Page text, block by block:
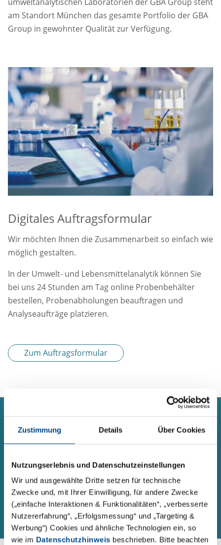
Zustimmung Details Über Cookies
Nutzungserlebnis und Datenschutzeinstellungen
Wir und ausgewählte Dritte setzen für technische
Zwecke und, mit Ihrer Einwilligung, für andere Zwecke
(„einfache Interaktionen & Funktionalitäten“, „verbesserte
Nutzererfahrung“, „Erfolgsmessung“ und „Targeting &
Werbung“) Cookies und ähnliche Technologien ein, so
wie im Datenschutzhinweis beschrieben. Bitte beachten
umweltanalytischen Laboratorien der GBA Group steht
am Standort München das gesamte Portfolio der GBA
Group in gewohnter Qualität zur Verfügung.
Digitales Auftragsformular
Wir möchten Ihnen die Zusammenarbeit so einfach wie
möglich gestalten.
In der Umwelt- und Lebensmittelanalytik können Sie
bei uns 24 Stunden am Tag online Probenbehälter
bestellen, Probenabholungen beauftragen und
Analyseaufträge platzieren.
Zum Auftragsformular
Kontaktformular
Sie haben eine Frage oder ein Anliegen zu einem
Thema und möchten Kontakt zu uns aufnehmen?
Über unser Formular sind wir für Sie 24 Stunden am
Tag erreichbar.
Zum Kontaktformular